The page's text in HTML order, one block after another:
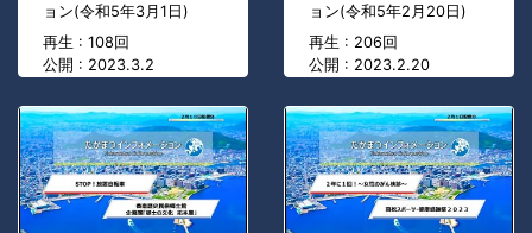
ョン(令和5年3月1日)
再生 : 108回
公開 : 2023.3.2
ョン(令和5年2月20日)
再生 : 206回
公開 : 2023.2.20